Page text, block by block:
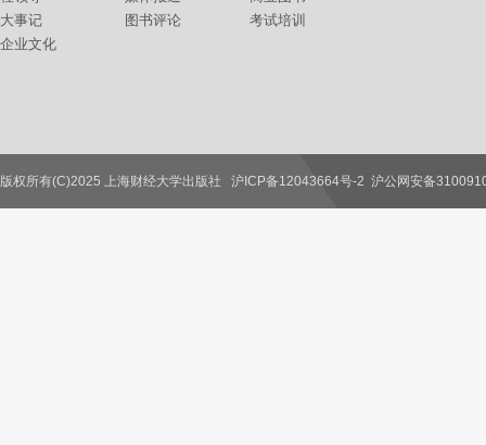
大事记
企业文化
图书评论
考试培训
联系我们
版权所有(C)2025 上海财经大学出版社 沪ICP备12043664号-2 沪公网安备